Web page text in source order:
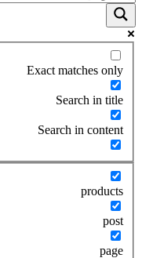
Exact matches only
Search in title
Search in content
products
post
page